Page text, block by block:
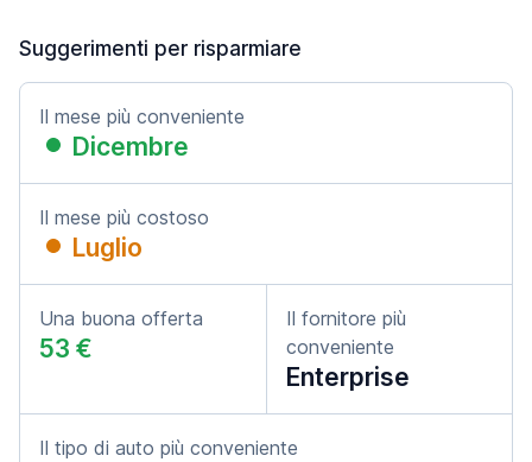
Suggerimenti per risparmiare
Il mese più conveniente
Dicembre
Il mese più costoso
Luglio
Una buona offerta
53 €
Il fornitore più
conveniente
Enterprise
Il tipo di auto più conveniente